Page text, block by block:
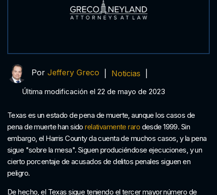
Por Jeffery Greco Noticias
Última modificación el 22 de mayo de 2023
Texas es un estado de pena de muerte, aunque los casos de
pena de muerte han sidorelativamente raro desde 1999. Sin
embargo, el Harris County da cuenta de muchos casos, y la pena
sigue "sobre la mesa". Siguen produciéndose ejecuciones, y un
cierto porcentaje de acusados de delitos penales siguen en
peligro.
De hecho, el Texas sigue teniendo el tercer mayor número de